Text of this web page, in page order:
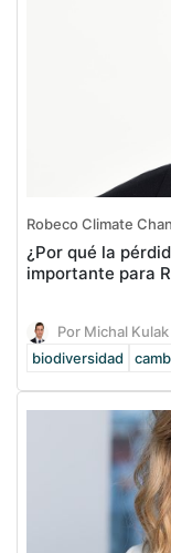
Robeco Climate
¿Por qué la
importante para
Por Michal Kulak
biodiversidad